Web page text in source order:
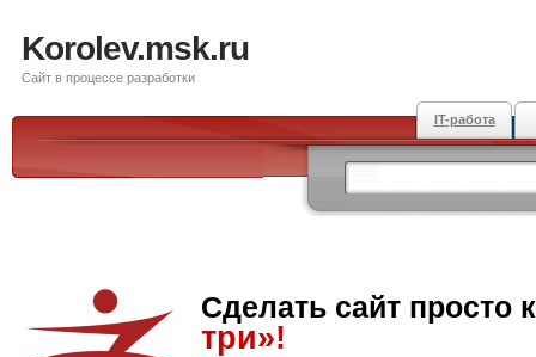
Korolev.msk.ru
Сайт в процессе разработки
IT-работа
Сделать сайт просто
три»!